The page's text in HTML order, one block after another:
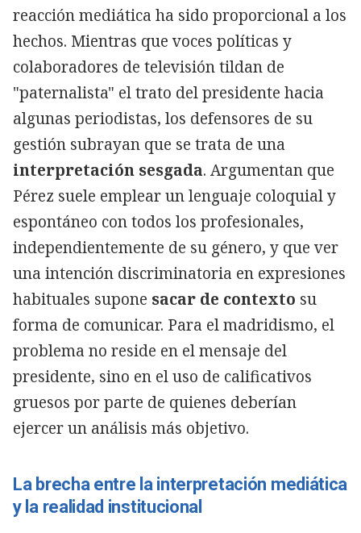
reacción mediática ha sido proporcional a los
hechos. Mientras que voces políticas y
colaboradores de televisión tildan de
"paternalista" el trato del presidente hacia
algunas periodistas, los defensores de su
gestión subrayan que se trata de una
interpretación sesgada. Argumentan que
Pérez suele emplear un lenguaje coloquial y
espontáneo con todos los profesionales,
independientemente de su género, y que ver
una intención discriminatoria en expresiones
habituales supone sacar de contexto su
forma de comunicar. Para el madridismo, el
problema no reside en el mensaje del
presidente, sino en el uso de calificativos
gruesos por parte de quienes deberían
ejercer un análisis más objetivo.
La brecha entre la interpretación mediática
y la realidad institucional